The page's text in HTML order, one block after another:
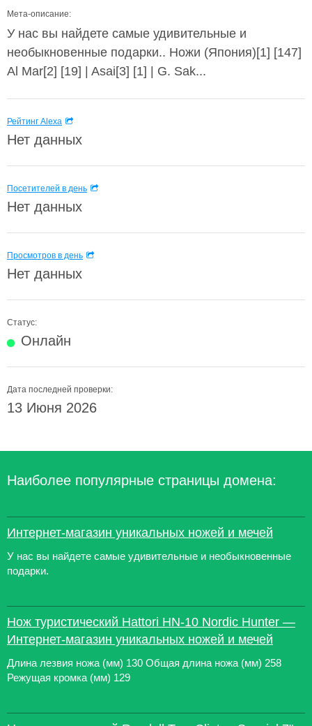
Мета-описание:
У нас вы найдете самые удивительные и
необыкновенные подарки.. Ножи (Япония)[1] [147]
Al Mar[2] [19] | Asai[3] [1] | G. Sak...
Рейтинг Alexa
Нет данных
Посетителей в день
Нет данных
Просмотров в день
Нет данных
Статус:
Онлайн
Дата последней проверки:
13 Июня 2026
Наиболее популярные страницы домена:
Интернет-магазин уникальных ножей и мечей
У нас вы найдете самые удивительные и необыкновенные
подарки.
Нож туристический Hattori HN-10 Nordic Hunter ―
Интернет-магазин уникальных ножей и мечей
Длина лезвия ножа (мм) 130 Общая длина ножа (мм) 258
Режущая кромка (мм) 129